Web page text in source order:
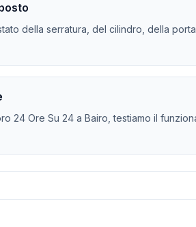
della serratura, del cilindro, della
24 Ore Su 24 a Bairo, testiamo il